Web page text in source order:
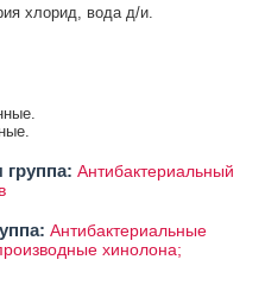
хлорид, вода д/и.
Антибактериальный
Антибактериальные
хинолона;